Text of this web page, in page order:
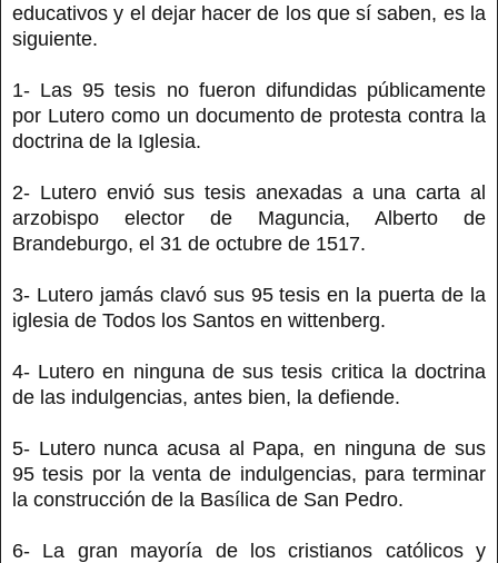
educativos y el dejar hacer de los que sí saben, es la
siguiente.
1- Las 95 tesis no fueron difundidas públicamente
por Lutero como un documento de protesta contra la
doctrina de la Iglesia.
2- Lutero envió sus tesis anexadas a una carta al
arzobispo elector de Maguncia, Alberto de
Brandeburgo, el 31 de octubre de 1517.
3- Lutero jamás clavó sus 95 tesis en la puerta de la
iglesia de Todos los Santos en wittenberg.
4- Lutero en ninguna de sus tesis critica la doctrina
de las indulgencias, antes bien, la defiende.
5- Lutero nunca acusa al Papa, en ninguna de sus
95 tesis por la venta de indulgencias, para terminar
la construcción de la Basílica de San Pedro.
6- La gran mayoría de los cristianos católicos y